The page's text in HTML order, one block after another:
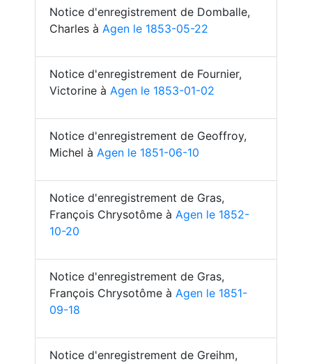
Notice d'enregistrement de Domballe,
Charles à Agen le 1853-05-22
Notice d'enregistrement de Fournier,
Victorine à Agen le 1853-01-02
Notice d'enregistrement de Geoffroy,
Michel à Agen le 1851-06-10
Notice d'enregistrement de Gras,
François Chrysotôme à Agen le 1852-
10-20
Notice d'enregistrement de Gras,
François Chrysotôme à Agen le 1851-
09-18
Notice d'enregistrement de Greihm,